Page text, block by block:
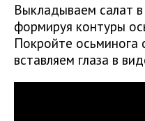
Выкладываем салат
формируя контуры
Покройте осьминога
вставляем глаза в